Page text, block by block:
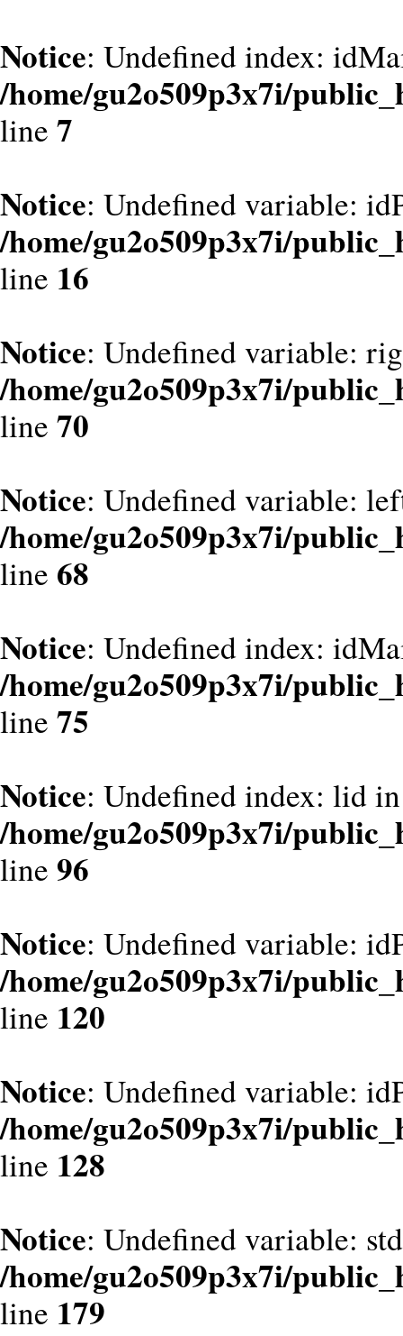
Notice: Undefined index:
/home/gu2o509p3x7i/
line 7
Notice: Undefined variable:
/home/gu2o509p3x7i/
line 16
Notice: Undefined variable:
/home/gu2o509p3x7i/
line 70
Notice: Undefined variable:
/home/gu2o509p3x7i/
line 68
Notice: Undefined index:
/home/gu2o509p3x7i/
line 75
Notice: Undefined index: lid in
/home/gu2o509p3x7i/
line 96
Notice: Undefined variable:
/home/gu2o509p3x7i/
line 120
Notice: Undefined variable:
/home/gu2o509p3x7i/
line 128
Notice: Undefined variable:
/home/gu2o509p3x7i/
line 179